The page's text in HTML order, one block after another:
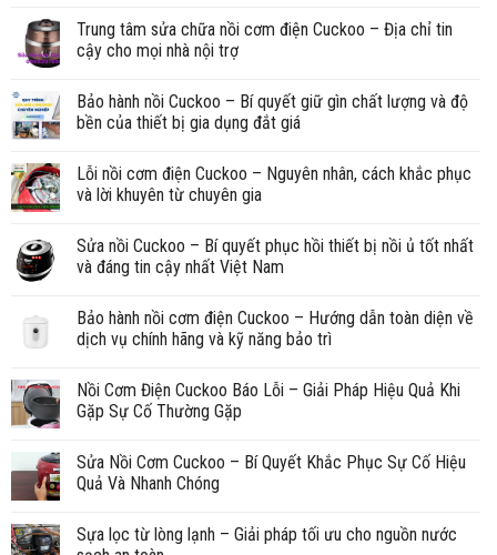
Trung tâm sửa chữa nồi cơm điện Cuckoo – Địa chỉ tin
cậy cho mọi nhà nội trợ
Bảo hành nồi Cuckoo – Bí quyết giữ gìn chất lượng và độ
bền của thiết bị gia dụng đắt giá
Lỗi nồi cơm điện Cuckoo – Nguyên nhân, cách khắc phục
và lời khuyên từ chuyên gia
Sửa nồi Cuckoo – Bí quyết phục hồi thiết bị nồi ủ tốt nhất
và đáng tin cậy nhất Việt Nam
Bảo hành nồi cơm điện Cuckoo – Hướng dẫn toàn diện về
dịch vụ chính hãng và kỹ năng bảo trì
Nồi Cơm Điện Cuckoo Báo Lỗi – Giải Pháp Hiệu Quả Khi
Gặp Sự Cố Thường Gặp
Sửa Nồi Cơm Cuckoo – Bí Quyết Khắc Phục Sự Cố Hiệu
Quả Và Nhanh Chóng
Sựa lọc từ lòng lạnh – Giải pháp tối ưu cho nguồn nước